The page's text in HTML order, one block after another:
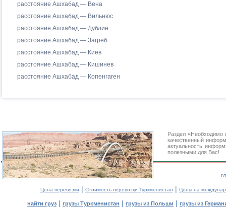
расстояние Ашхабад — Вена
расстояние Ашхабад — Вильнюс
расстояние Ашхабад — Дублин
расстояние Ашхабад — Загреб
расстояние Ашхабад — Киев
расстояние Ашхабад — Кишинев
расстояние Ашхабад — Копенгаген
Раздел «Необходимо
качественный
актуальность
полезными для Вас!
Цена перевозки | Стоимость перевозки Туркменистан | Цены на
найти груз | грузы Туркменистан | грузы из Польши | грузы из